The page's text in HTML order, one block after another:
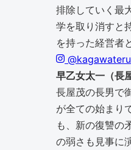
排除していく最
学を取り消すと
を持った経営者
早乙女太一（長
長屋茂の長男で
が全ての始まり
も、新の復讐の
の弱さも見事に